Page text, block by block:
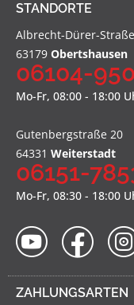
STANDORTE
Albrecht-Dürer-
63179 Obertshausen
06104-
Mo-Fr, 08:00 - 18:00
Gutenbergstraße 20
64331 Weiterstadt
06151-
Mo-Fr, 08:30 - 18:00
ZAHLUNGSARTEN